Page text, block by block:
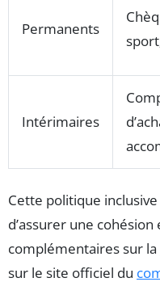
Permanents
Intérimaires
Cette politique
d’assurer une
complémentaires sur
sur le site officiel du